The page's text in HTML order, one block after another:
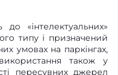
«інтелектуальних»
типу і призначений
умовах на паркінгах,
також у
пересувних джерел